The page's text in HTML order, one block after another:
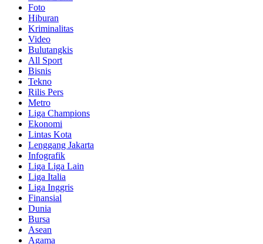
Foto
Hiburan
Kriminalitas
Video
Bulutangkis
All Sport
Bisnis
Tekno
Rilis Pers
Metro
Liga Champions
Ekonomi
Lintas Kota
Lenggang Jakarta
Infografik
Liga Liga Lain
Liga Italia
Liga Inggris
Finansial
Dunia
Bursa
Asean
Agama